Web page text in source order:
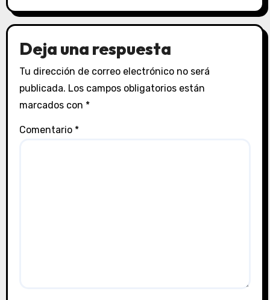
Deja una respuesta
Tu dirección de correo electrónico no será
publicada. Los campos obligatorios están
marcados con *
Comentario *